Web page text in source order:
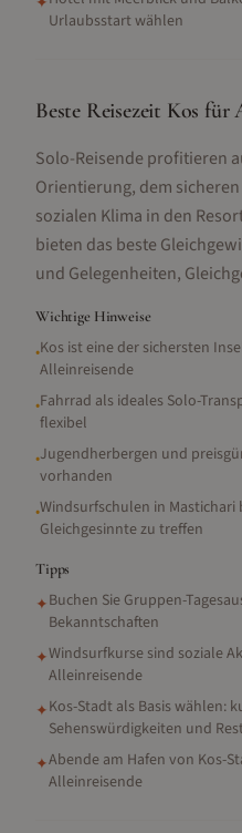
Urlaubsstart wählen
Beste Reisezeit Kos für
Solo-Reisende profitieren
Orientierung, dem
sozialen Klima in den
bieten das beste
und Gelegenheiten,
Wichtige Hinweise
•Kos ist eine der sichersten
Alleinreisende
•Fahrrad als ideales Solo-
flexibel
•Jugendherbergen und
vorhanden
•Windsurfschulen in
Gleichgesinnte zu treffen
Tipps
✦Buchen Sie Gruppen-
Bekanntschaften
✦Windsurfkurse sind soziale
Alleinreisende
✦Kos-Stadt als Basis wählen:
Sehenswürdigkeiten und
✦Abende am Hafen von Kos-
Alleinreisende